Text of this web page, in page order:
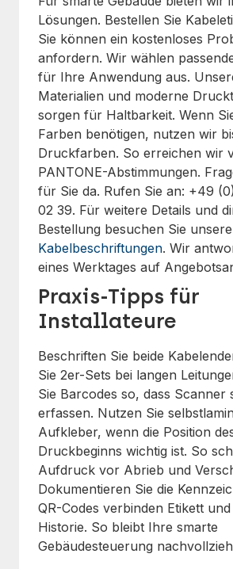
Lösungen. Bestellen Sie
Sie können ein kostenloses
anfordern. Wir wählen
für Ihre Anwendung aus.
Materialien und moderne
sorgen für Haltbarkeit. Wenn
Farben benötigen, nutzen wir
Druckfarben. So erreichen wir
PANTONE-Abstimmungen.
für Sie da. Rufen Sie an: +49
02 39. Für weitere Details und
Bestellung besuchen Sie
Kabelbeschriftungen. Wir
eines Werktages auf
Praxis-Tipps für
Installateure
Beschriften Sie beide
Sie 2er-Sets bei langen
Sie Barcodes so, dass Scanner
erfassen. Nutzen Sie
Aufkleber, wenn die Position
Druckbeginns wichtig ist. So
Aufdruck vor Abrieb und
Dokumentieren Sie die
QR-Codes verbinden Etikett und
Historie. So bleibt Ihre smarte
Gebäudesteuerung